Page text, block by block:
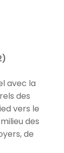
avec la
des
vers le
des
de